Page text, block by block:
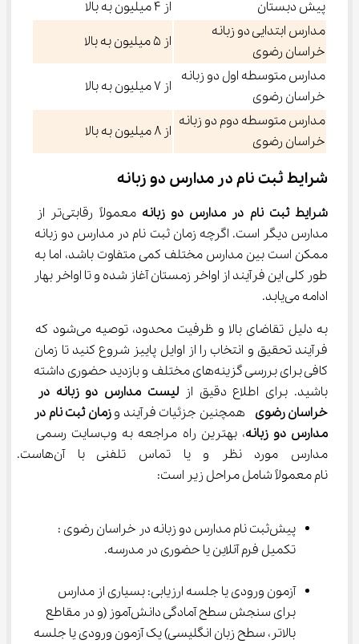
پیش دبستان
از ۴ میلیون به بالا
مدارس ابتدایی دو زبانه
خراسان رضوی
از ۵ میلیون به بالا
مدارس متوسطه اول دو زبانه
خراسان رضوی
از ۷ میلیون به بالا
مدارس متوسطه دوم دو زبانه
خراسان رضوی
از ۸ میلیون به بالا
شرایط ثبت نام در مدارس دو زبانه
شرایط ثبت نام در مدارس دو زبانه
معمولاً رقابتی‌تر از
مدارس دیگر است. اگرچه زمان ثبت نام در مدارس دو زبانه
ممکن است بین مدارس مختلف کمی متفاوت باشد، اما به
طور کلی این فرآیند از اواخر زمستان آغاز شده و تا اواخر بهار
ادامه می‌یابد.
به دلیل تقاضای بالا و ظرفیت محدود، توصیه می‌شود که
فرآیند تحقیق و انتخاب را از اوایل پاییز شروع کنید تا زمان
کافی برای بررسی گزینه‌های مختلف و بازدید حضوری داشته
باشید. برای اطلاع دقیق از لیست مدارس دو زبانه در
خراسان رضوی همچنین جزئیات فرآیند و زمان ثبت نام در
مدارس دو زبانه
، بهترین راه مراجعه به وب‌سایت رسمی
مدارس مورد نظر و یا
‌نام معمولاً شامل مراحل زیر است:
پیش‌ثبت ‌نام مدارس دو زبانه در خراسان رضوی :
تکمیل فرم آنلاین یا حضوری در مدرسه.
آزمون ورودی یا جلسه ارزیابی: بسیاری از مدارس
برای سنجش سطح آمادگی دانش‌آموز (و در مقاطع
بالاتر، سطح زبان انگلیسی) یک آزمون ورودی یا جلسه